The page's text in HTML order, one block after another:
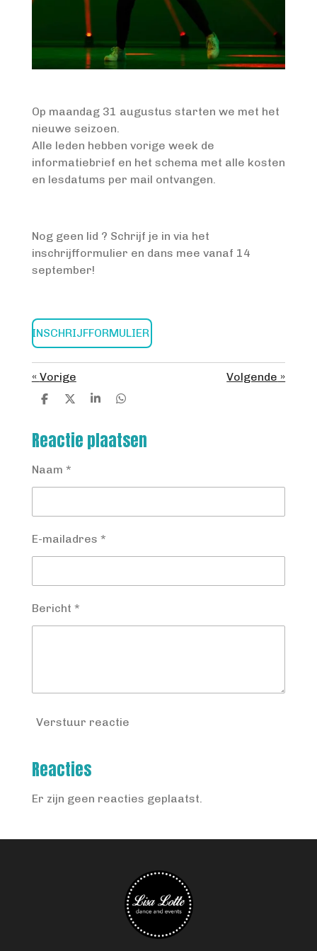
Op maandag 31 augustus starten we met het
nieuwe seizoen.
Alle leden hebben vorige week de
informatiebrief en het schema met alle kosten
en lesdatums per mail ontvangen.
Nog geen lid ? Schrijf je in via het
inschrijfformulier en dans mee vanaf 14
september!
INSCHRIJFFORMULIER
« Vorige Volgende »
D
e
n
D
l
S
r
e
D
e
n
Reactie plaatsen
Naam *
E-mailadres *
Bericht *
Verstuur reactie
Reacties
Er zijn geen reacties geplaatst.